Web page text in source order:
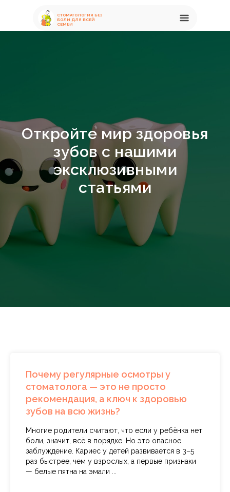
СТОМАТОЛОГИЯ БЕЗ
БОЛИ ДЛЯ ВСЕЙ
СЕМЬИ
Menu
Откройте мир здоровья
зубов с нашими
эксклюзивными
статьями
Почему регулярные осмотры у
стоматолога — это не просто
рекомендация, а ключ к здоровью
зубов на всю жизнь?
Многие родители считают, что если у ребёнка нет
боли, значит, всё в порядке. Но это опасное
заблуждение. Кариес у детей развивается в 3–5
раз быстрее, чем у взрослых, а первые признаки
— белые пятна на эмали ...